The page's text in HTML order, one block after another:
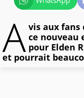
A vis aux fans
ce nouveau
pour Elden
et pourrait